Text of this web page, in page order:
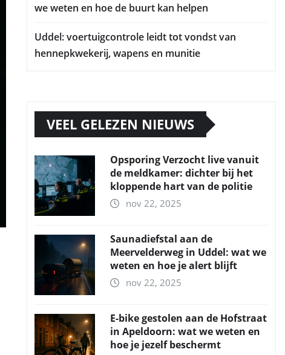
we weten en hoe de buurt kan helpen
Uddel: voertuigcontrole leidt tot vondst van
hennepkwekerij, wapens en munitie
VEEL GELEZEN NIEUWS
Opsporing Verzocht live vanuit
de meldkamer: dichter bij het
kloppende hart van de politie
nov 22, 2025
Saunadiefstal aan de
Meervelderweg in Uddel: wat we
weten en hoe je alert blijft
nov 22, 2025
E-bike gestolen aan de Hofstraat
in Apeldoorn: wat we weten en
hoe je jezelf beschermt